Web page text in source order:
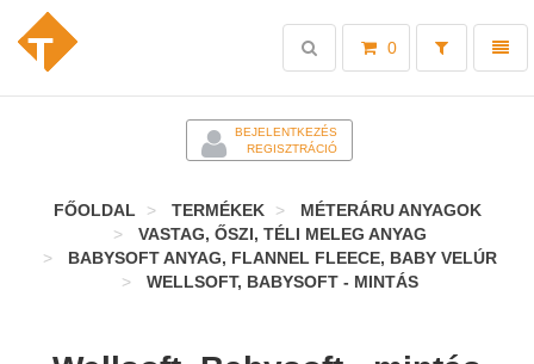
Toggle
0
Toggle
search
BEJELENTKEZÉS
REGISZTRÁCIÓ
FŐOLDAL TERMÉKEK
MÉTERÁRU ANYAGOK
VASTAG, ŐSZI, TÉLI MELEG ANYAG
BABYSOFT ANYAG, FLANNEL FLEECE, BABY VELÚR
WELLSOFT, BABYSOFT - MINTÁS